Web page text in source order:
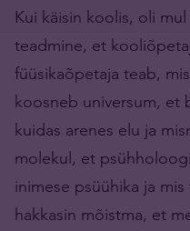
Kui käisin koolis, oli
teadmine, et
füüsikaõpetaja teab,
koosneb universum, et
kuidas arenes elu ja
molekul, et
inimese psüühika ja
hakkasin mõistma, et